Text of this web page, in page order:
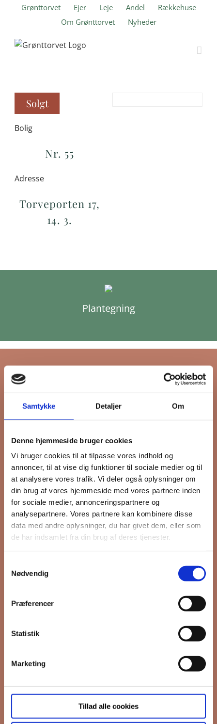
Samtykke Detaljer Om
Denne hjemmeside bruger cookies
Vi bruger cookies til at tilpasse vores indhold og
annoncer, til at vise dig funktioner til sociale medier og til
at analysere vores trafik. Vi deler også oplysninger om
din brug af vores hjemmeside med vores partnere inden
for sociale medier, annonceringspartnere og
analysepartnere. Vores partnere kan kombinere disse
data med andre oplysninger, du har givet dem, eller som
de har indsamlet fra din brug af deres tjenester.
Nødvendig
Præferencer
Statistik
Marketing
Tillad alle cookies
Grønttorvet Ejer Leje Andel
Rækkehuse
Om Grønttorvet
Nyheder
Solgt
Bolig
Nr. 55
Adresse
Torveporten 17,
14. 3.
Plantegning
Tilmeld dig FB
nyhedsbrev
Hold dig opdateret på hvad der sker
på Grønttorvet. I vores nyhedsbrev
sender vi blandt andet invitation til
VIP Åbent Hus, når vi sætter nye
boliger til salg og udlejning, så du
Interesseret i
Ejerboliger